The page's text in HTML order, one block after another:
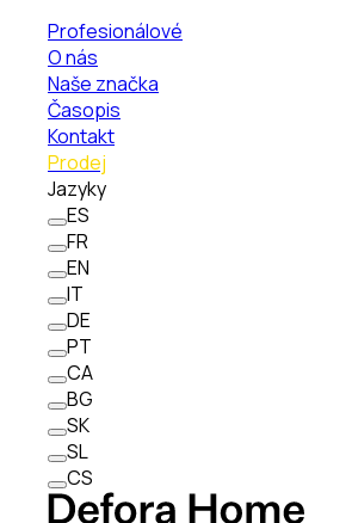
Profesionálové
O nás
Naše značka
Časopis
Kontakt
Prodej
Jazyky
ES
FR
EN
IT
DE
PT
CA
BG
SK
SL
CS